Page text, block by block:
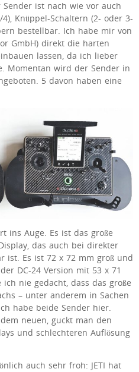
ist nach wie vor auch
Knüppel-Schaltern (2- oder 3-
bestellbar. Ich habe mir von
GmbH) direkt die harten
lassen, da ich lieber
Momentan wird der Sender in
5 davon haben eine
ins Auge. Es ist das große
das auch bei direkter
ist. Es ist 72 x 72 mm groß und
DC-24 Version mit 53 x 71
nie gedacht, dass das große
– unter anderem in Sachen
habe beide Sender hier.
neuen, guckt man den
und schlechteren Auflösung
auch sehr froh: JETI hat